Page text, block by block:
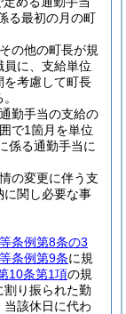
る最初の月の町
の他の町長が規
に、支給単位
を考慮して町長
勤手当の支給の
で1箇月を単位
係る通勤手当に
の変更に伴う支
に関し必要な事
条例第8条の3
条例第9条に規
10条第1項の規
り振られた勤
該休日に代わ